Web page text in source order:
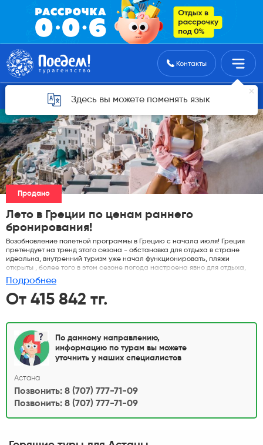
Поиск туровКонтакты
Здесь вы можете поменять язык
Горящие туры для Астаны
Продано
Лето в Греции по ценам раннего
бронирования!
Возобновление полетной программы в Грецию с начала июля! Греция
претендует на тренд этого сезона - обстановка для отдыха в стране
идеальна, внутренний туризм уже начал функционировать, пляжи
открыты , более того в этом сезоне погода настроена явно для отдыха,
лето стартовало раньше обычного!
Подробнее
От 415 842 тг.
По данному направлению,
информацию по турам вы можете
уточнить у наших специалистов
Астана
Позвонить: 8 (707) 777-71-09
Позвонить: 8 (707) 777-71-09